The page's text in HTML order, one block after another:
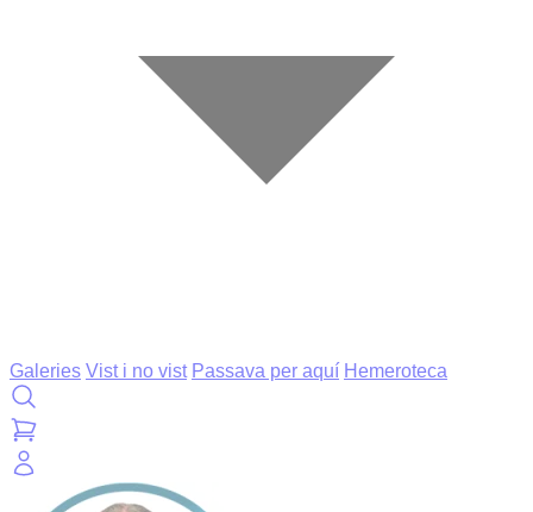
Galeries Vist i no vist Passava per aquí Hemeroteca